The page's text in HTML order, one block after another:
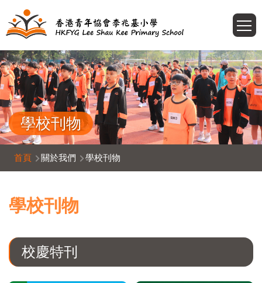
移至主內容
學校刊物
導
航
連
結
首頁 關於我們 學校刊物
學校刊物
校慶特刊